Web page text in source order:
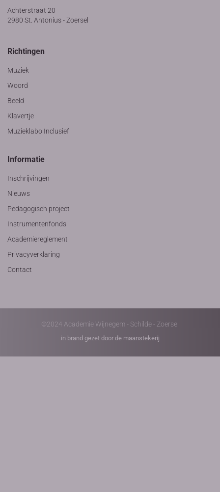
Achterstraat 20
2980 St. Antonius - Zoersel
Richtingen
Muziek
Woord
Beeld
Klavertje
Muzieklabo Inclusief
Informatie
Inschrijvingen
Nieuws
Pedagogisch project
Instrumentenfonds
Academiereglement
Privacyverklaring
Contact
©2024 Academie Wijnegem - Schilde - Zoersel
in brand gezet door de maanstekerij